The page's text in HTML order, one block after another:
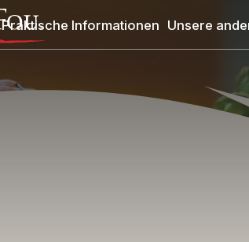
Praktische Informationen Unsere